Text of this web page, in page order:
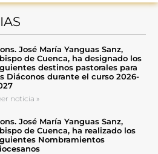
José María Yanguas Sanz,
de Cuenca, ha designado los
destinos pastorales para
Diáconos durante el curso 2026-
noticia »
José María Yanguas Sanz,
de Cuenca, ha realizado los
Nombramientos